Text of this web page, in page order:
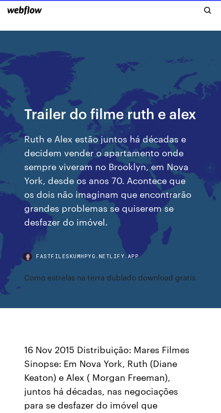
Trailer do filme ruth e alex
Ruth e Alex estão juntos há décadas e
decidem vender o apartamento onde
sempre viveram no Brooklyn, em Nova
York, desde os anos 70. Acontece que
os dois não imaginam que encontrarão
grandes problemas se quiserem se
desfazer do imóvel.
FASTFILESKUMHPYG.NETLIFY.APP
Como estrelas na terra dublado download gratis
16 Nov 2015 Distribuição: Mares Filmes
Sinopse: Em Nova York, Ruth (Diane
Keaton) e Alex ( Morgan Freeman),
juntos há décadas, nas negociações
para se desfazer do imóvel que